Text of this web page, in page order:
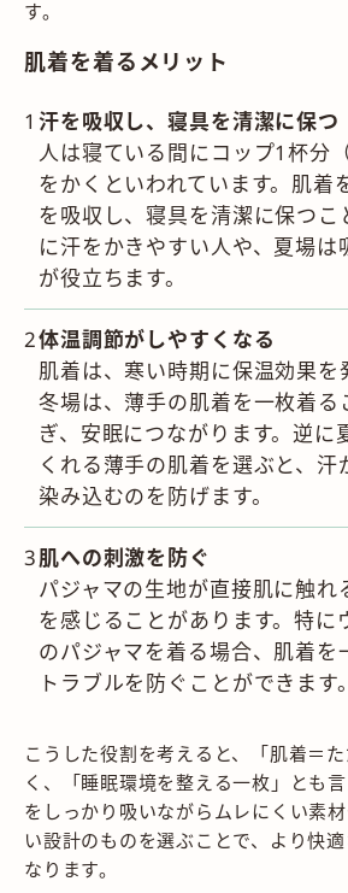
す。
肌着を着るメリット
汗を吸収し、寝具を清潔に保つ
人は寝ている間にコップ1杯分
をかくといわれています。肌着
を吸収し、寝具を清潔に保つこ
に汗をかきやすい人や、夏場は
が役立ちます。
体温調節がしやすくなる
肌着は、寒い時期に保温効果を
冬場は、薄手の肌着を一枚着る
ぎ、安眠につながります。逆に
くれる薄手の肌着を選ぶと、汗
染み込むのを防げます。
肌への刺激を防ぐ
パジャマの生地が直接肌に触れ
を感じることがあります。特に
のパジャマを着る場合、肌着を
トラブルを防ぐことができます。
こうした役割を考えると、「肌着＝
く、「睡眠環境を整える一枚」とも
をしっかり吸いながらムレにくい素
い設計のものを選ぶことで、より快
なります。